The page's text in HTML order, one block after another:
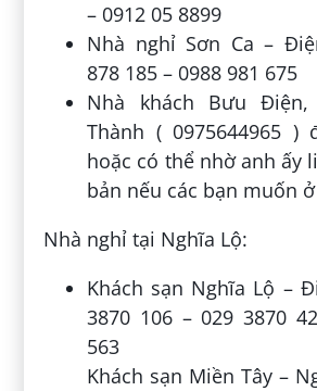
– 0912 05 8899
Nhà nghỉ Sơn Ca –
878 185 – 0988 981 675
Nhà khách Bưu
Thành ( 0975644965 )
hoặc có thể nhờ anh ấy
bản nếu các bạn muốn
Nhà nghỉ tại Nghĩa Lộ:
Khách sạn Nghĩa Lộ –
3870 106 – 029 3870
563
Khách sạn Miền Tây –